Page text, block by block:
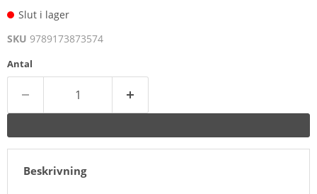
Slut i lager
SKU 9789173873574
Antal
Beskrivning